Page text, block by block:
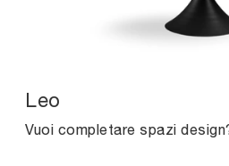
Leo